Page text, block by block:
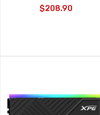
$208.90